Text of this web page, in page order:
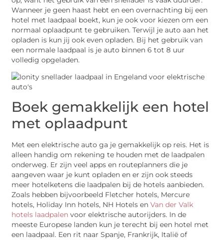
Wanneer je geen haast hebt en een overnachting bij een
hotel met laadpaal boekt, kun je ook voor kiezen om een
normaal oplaadpunt te gebruiken. Terwijl je auto aan het
opladen is kun jij ook even opladen. Bij het gebruik van
een normale laadpaal is je auto binnen 6 tot 8 uur
volledig opgeladen.
Boek gemakkelijk een hotel
met oplaadpunt
Met een elektrische auto ga je gemakkelijk op reis. Het is
alleen handig om rekening te houden met de laadpalen
onderweg. Er zijn veel apps en routeplanners die je
aangeven waar je kunt opladen en er zijn ook steeds
meer hotelketens die laadpalen bij de hotels aanbieden.
Zoals hebben bijvoorbeeld Fletcher hotels, Mercure
hotels, Holiday Inn hotels, NH Hotels enVan der Valk
hotels laadpalen voor elektrische autorijders. In de
meeste Europese landen kun je terecht bij een hotel met
een laadpaal. Een rit naar Spanje, Frankrijk, Italië of